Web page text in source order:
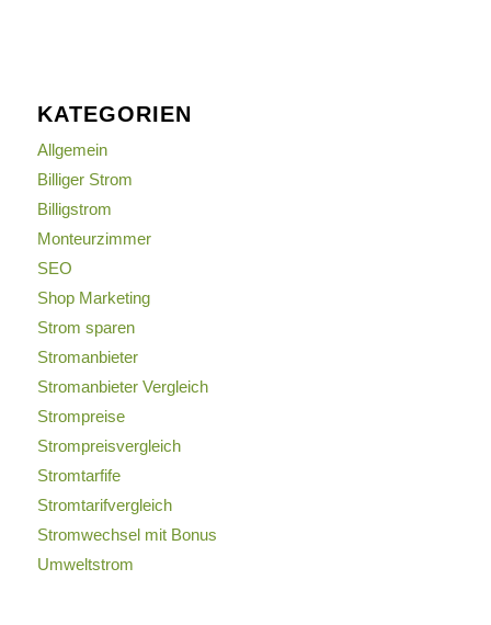
KATEGORIEN
Allgemein
Billiger Strom
Billigstrom
Monteurzimmer
SEO
Shop Marketing
Strom sparen
Stromanbieter
Stromanbieter Vergleich
Strompreise
Strompreisvergleich
Stromtarfife
Stromtarifvergleich
Stromwechsel mit Bonus
Umweltstrom